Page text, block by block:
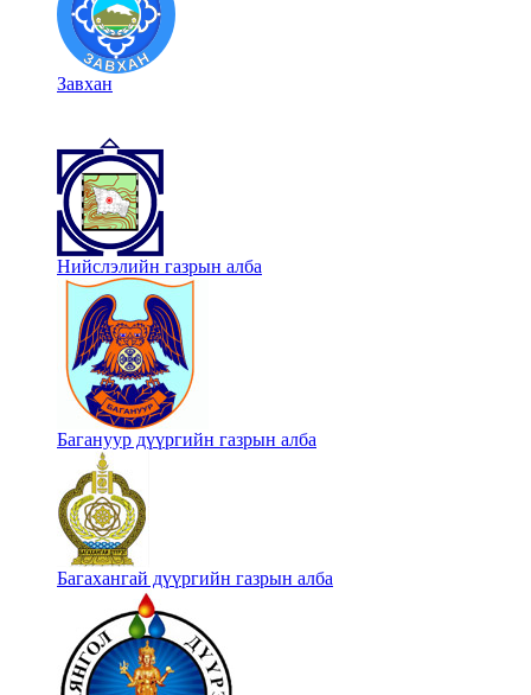
Завхан
Нийслэлийн газрын алба
Багануур дүүргийн газрын алба
Багахангай дүүргийн газрын алба